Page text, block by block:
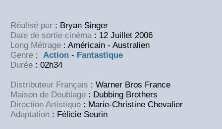
Réalisé par : Bryan Singer
Date de sortie cinéma : 12 Juillet 2006
Long Métrage : Américain - Australien
Genre : Action - Fantastique
Durée : 02h34
Distributeur Français : Warner Bros France
Maison de Doublage : Dubbing Brothers
Direction Artistique : Marie-Christine Chevalier
Adaptation : Félicie Seurin